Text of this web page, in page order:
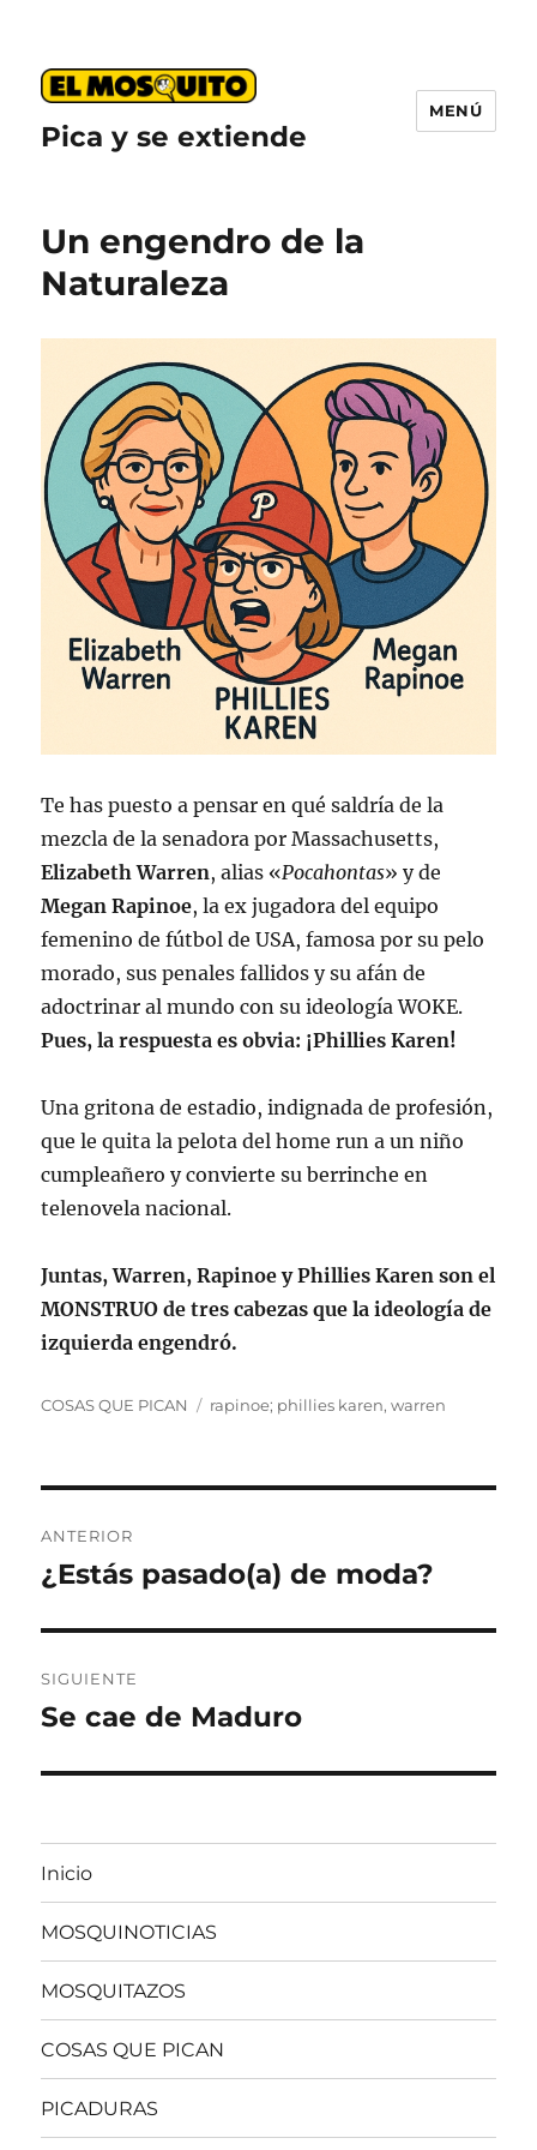
Pica y se extiende
MENÚ
Un engendro de la
Naturaleza
Te has puesto a pensar en qué saldría de la
mezcla de la senadora por Massachusetts,
Elizabeth Warren, alias «Pocahontas» y de
Megan Rapinoe, la ex jugadora del equipo
femenino de fútbol de USA, famosa por su pelo
morado, sus penales fallidos y su afán de
adoctrinar al mundo con su ideología WOKE.
Pues, la respuesta es obvia: ¡Phillies Karen!
Una gritona de estadio, indignada de profesión,
que le quita la pelota del home run a un niño
cumpleañero y convierte su berrinche en
telenovela nacional.
Juntas, Warren, Rapinoe y Phillies Karen son el
MONSTRUO de tres cabezas que la ideología de
izquierda engendró.
Categorías
COSAS QUE PICAN Etiquetas
rapinoe; phillies karen,warren
de
ANTERIOR
Entrada
¿Estás pasado(a) de moda?
SIGUIENTE
Entrada
Se cae de Maduro
Inicio
MOSQUINOTICIAS
MOSQUITAZOS
COSAS QUE PICAN
PICADURAS